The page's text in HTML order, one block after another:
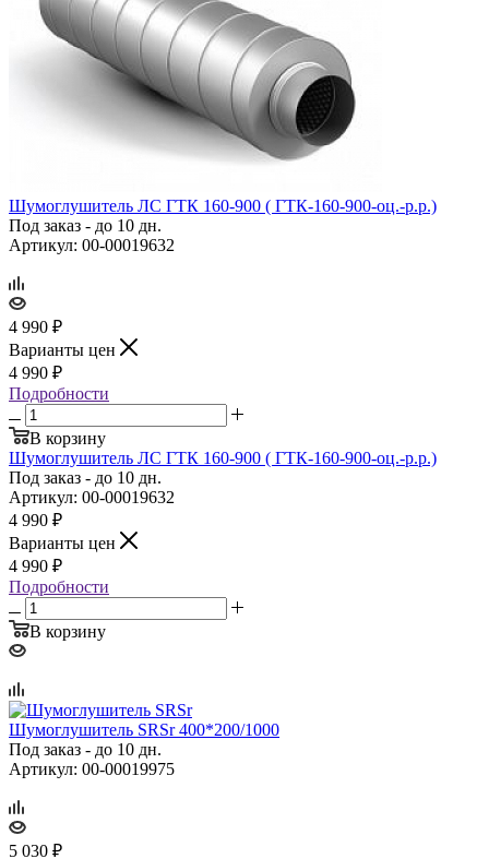
Шумоглушитель ЛС ГТК 160‑900 ( ГТК‑160‑900‑оц.‑р.р.)
Под заказ - до 10 дн.
Артикул: 00-00019632
4 990 ₽
Варианты цен
4 990 ₽
Подробности
В корзину
Шумоглушитель ЛС ГТК 160‑900 ( ГТК‑160‑900‑оц.‑р.р.)
Под заказ - до 10 дн.
Артикул: 00-00019632
4 990 ₽
Варианты цен
4 990 ₽
Подробности
В корзину
Шумоглушитель SRSr 400*200/1000
Под заказ - до 10 дн.
Артикул: 00-00019975
5 030 ₽